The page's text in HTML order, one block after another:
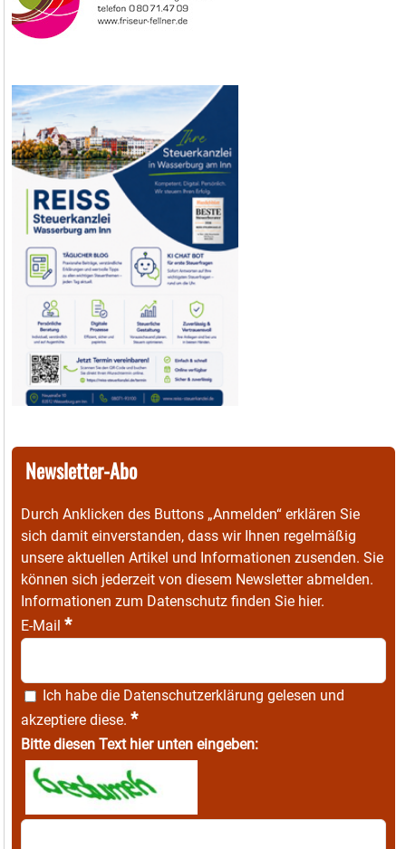
Newsletter-Abo
Durch Anklicken des Buttons „Anmelden“ erklären Sie
sich damit einverstanden, dass wir Ihnen regelmäßig
unsere aktuellen Artikel und Informationen zusenden. Sie
können sich jederzeit von diesem Newsletter abmelden.
Informationen zum Datenschutz finden Sie hier.
E-Mail *
Ich habe die Datenschutzerklärung gelesen und
akzeptiere diese. *
Bitte diesen Text hier unten eingeben: